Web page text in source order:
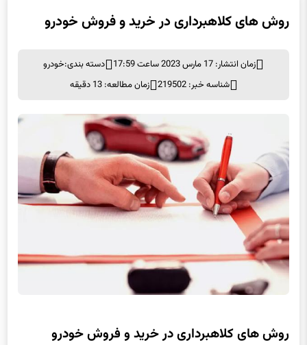
روش های کلاهبرداری در خرید و فروش خودرو
زمان انتشار: 17 مارس 2023 ساعت 17:59 دسته بندی:خودرو
شناسه خبر: 219502
زمان مطالعه: 13 دقیقه
روش های کلاهبرداری در خرید و فروش خودرو